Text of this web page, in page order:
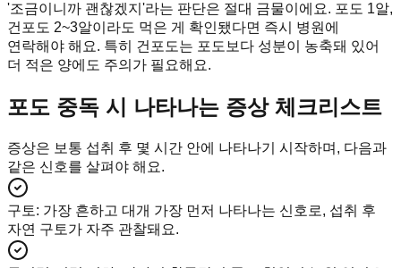
'조금이니까 괜찮겠지'라는 판단은 절대 금물이에요. 포도 1알,
건포도 2~3알이라도 먹은 게 확인됐다면 즉시 병원에
연락해야 해요. 특히 건포도는 포도보다 성분이 농축돼 있어
더 적은 양에도 주의가 필요해요.
포도 중독 시 나타나는 증상 체크리스트
증상은 보통 섭취 후 몇 시간 안에 나타나기 시작하며, 다음과
같은 신호를 살펴야 해요.
구토: 가장 흔하고 대개 가장 먼저 나타나는 신호로, 섭취 후
자연 구토가 자주 관찰돼요.